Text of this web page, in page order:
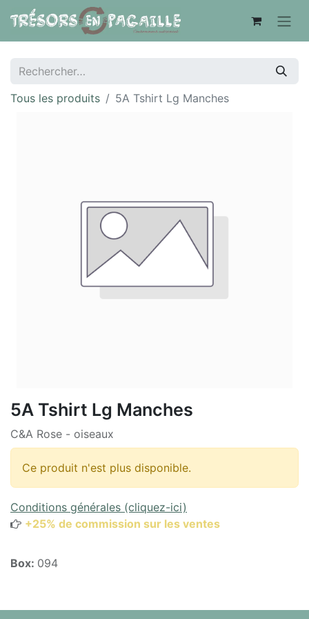
Tous les produits 5A Tshirt Lg Manches
5A Tshirt Lg Manches
C&A Rose - oiseaux
Ce produit n'est plus disponible.
Conditions générales (cliquez-ici)
+25% de commission sur les ventes
Box: 094